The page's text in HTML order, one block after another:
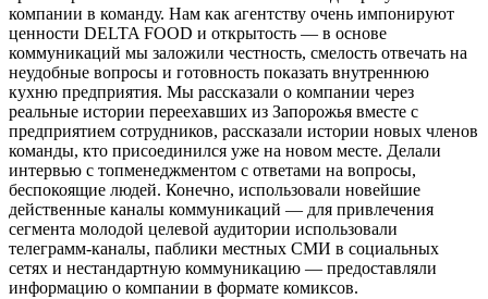
компании в команду. Нам как агентству очень импонируют
ценности DELTA FOOD и открытость — в основе
коммуникаций мы заложили честность, смелость отвечать на
неудобные вопросы и готовность показать внутреннюю
кухню предприятия. Мы рассказали о компании через
реальные истории переехавших из Запорожья вместе с
предприятием сотрудников, рассказали истории новых членов
команды, кто присоединился уже на новом месте. Делали
интервью с топменеджментом с ответами на вопросы,
беспокоящие людей. Конечно, использовали новейшие
действенные каналы коммуникаций — для привлечения
сегмента молодой целевой аудитории использовали
телеграмм-каналы, паблики местных СМИ в социальных
сетях и нестандартную коммуникацию — предоставляли
информацию о компании в формате комиксов.